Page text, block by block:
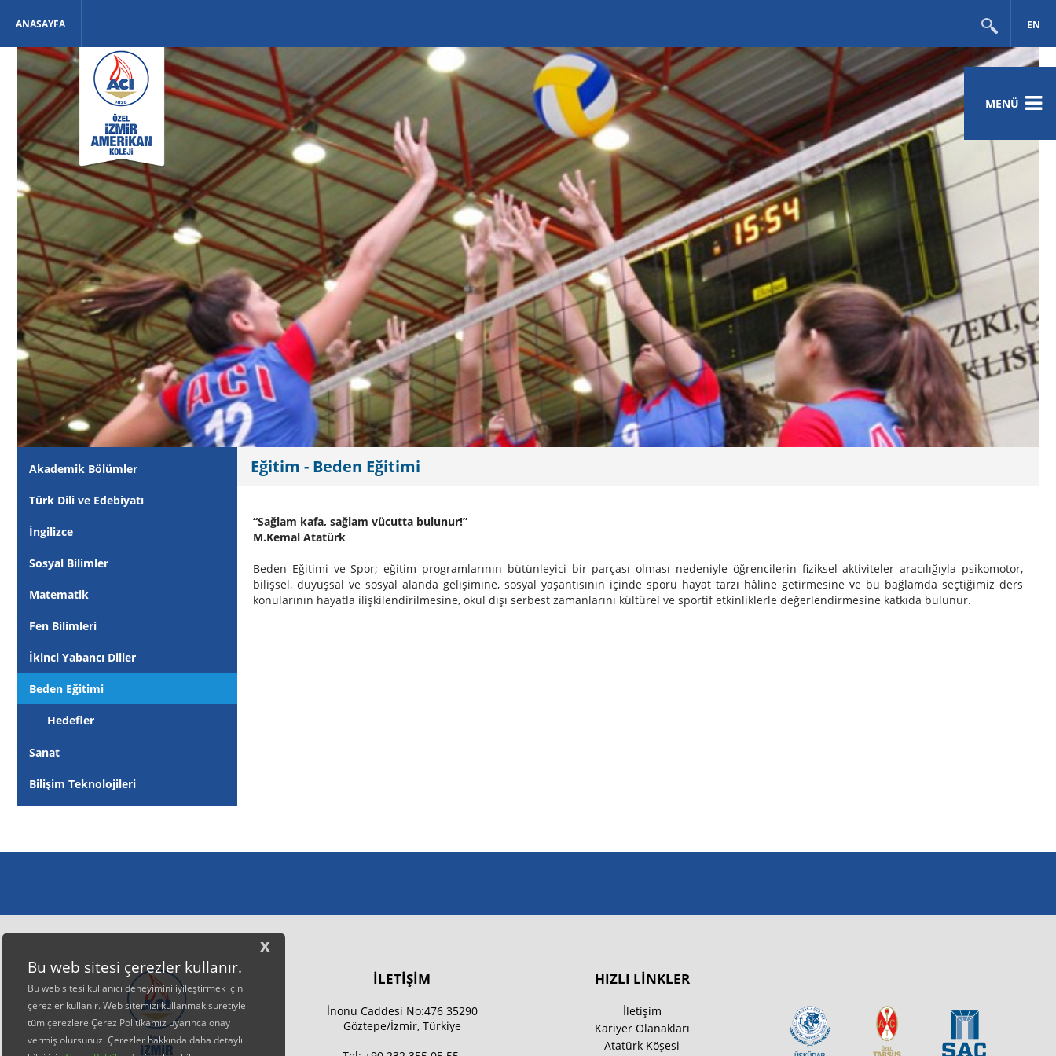
x
Bu web sitesi çerezler kullanır.
Bu web sitesi kullanıcı deneyimini iyileştirmek için
çerezler kullanır. Web sitemizi kullanmak suretiyle
tüm çerezlere Çerez Politikamız uyarınca onay
vermiş olursunuz. Çerezler hakkında daha detaylı
ANASAYFA EN
MENÜ
Eğitim - Beden Eğitimi
Akademik Bölümler
Türk Dili ve Edebiyatı
İngilizce
Sosyal Bilimler
Matematik
Fen Bilimleri
İkinci Yabancı Diller
Beden Eğitimi
Hedefler
Sanat
Bilişim Teknolojileri
“Sağlam kafa, sağlam vücutta bulunur!”
M.Kemal Atatürk
Beden Eğitimi ve Spor; eğitim programlarının bütünleyici bir parçası olması nedeniyle öğrencilerin fiziksel aktiviteler aracılığıyla psikomotor,
bilişsel, duyuşsal ve sosyal alanda gelişimine, sosyal yaşantısının içinde sporu hayat tarzı hâline getirmesine ve bu bağlamda seçtiğimiz ders
konularının hayatla ilişkilendirilmesine, okul dışı serbest zamanlarını kültürel ve sportif etkinliklerle değerlendirmesine katkıda bulunur.
İLETİŞİM
İnonu Caddesi No:476 35290
Göztepe/İzmir, Türkiye
HIZLI LİNKLER
İletişim
Kariyer Olanakları
Atatürk Köşesi